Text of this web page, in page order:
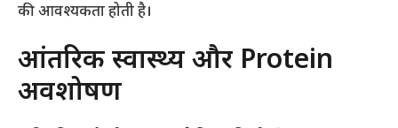
की आवश्यकता होती है।
आंतरिक स्वास्थ्य और Protein
अवशोषण